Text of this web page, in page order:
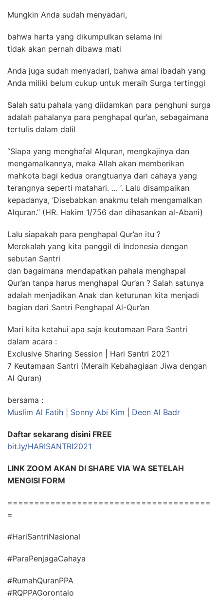
Mungkin Anda sudah menyadari,
bahwa harta yang dikumpulkan selama ini
tidak akan pernah dibawa mati
Anda juga sudah menyadari, bahwa amal ibadah yang
Anda miliki belum cukup untuk meraih Surga tertinggi
Salah satu pahala yang diidamkan para penghuni surga
adalah pahalanya para penghapal qur’an, sebagaimana
tertulis dalam dalil
“Siapa yang menghafal Alquran, mengkajinya dan
mengamalkannya, maka Allah akan memberikan
mahkota bagi kedua orangtuanya dari cahaya yang
terangnya seperti matahari. … ‘. Lalu disampaikan
kepadanya, ‘Disebabkan anakmu telah mengamalkan
Alquran.” (HR. Hakim 1/756 dan dihasankan al-Abani)
Lalu siapakah para penghapal Qur’an itu ?
Merekalah yang kita panggil di Indonesia dengan
sebutan Santri
dan bagaimana mendapatkan pahala menghapal
Qur’an tanpa harus menghapal Qur’an ? Salah satunya
adalah menjadikan Anak dan keturunan kita menjadi
bagian dari Santri Penghapal Al-Qur’an
Mari kita ketahui apa saja keutamaan Para Santri
dalam acara :
Exclusive Sharing Session | Hari Santri 2021
7 Keutamaan Santri (Meraih Kebahagiaan Jiwa dengan
Al Quran)
bersama :
Muslim Al Fatih
Sonny Abi Kim Deen Al Badr
Daftar sekarang disini FREE
bit.ly/HARISANTRI2021
LINK ZOOM AKAN DI SHARE VIA WA SETELAH
MENGISI FORM
======================================
=
#HariSantriNasional
#ParaPenjagaCahaya
#RumahQuranPPA
#RQPPAGorontalo